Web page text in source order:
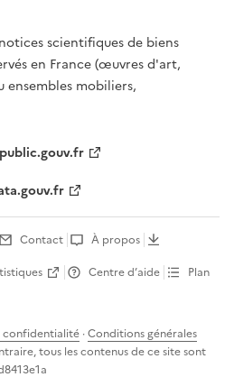
scientifiques de biens
en France (œuvres d'art,
ensembles mobiliers,
Contact
À propos
Centre d’aide
Plan
confidentialité ·Conditions générales
tous les contenus de ce site sont